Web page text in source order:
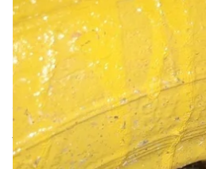
На одной из детских
местный житель.
Об этомсообщает
пресс
Около 20 часов 29 июля
улице Космонавтов в
спасатели. Они изъяли
территории в милицию
запал к гранате находится в